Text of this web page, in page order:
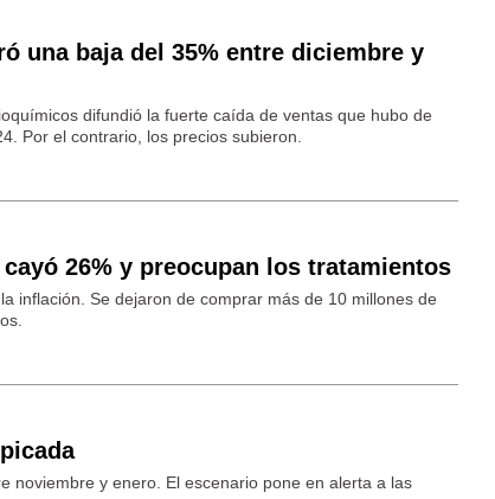
una baja del 35% entre diciembre y
difundió la fuerte caída de ventas que hubo de
Por el contrario, los precios subieron.
26% y preocupan los tratamientos
inflación. Se dejaron de comprar más de 10 millones de
noviembre y enero. El escenario pone en alerta a las